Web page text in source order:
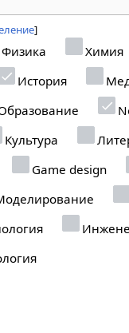
Химия
История
Культура
Game design